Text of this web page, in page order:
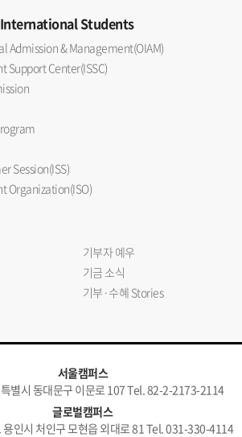
Students
Admission & Management(OIAM)
Support Center(ISSC)
Session(ISS)
Organization(ISO)
기부자 예우
기금 소식
기부·수혜 Stories
서울캠퍼스
별시 동대문구 이문로 107 Tel. 82-2-2173-2114
글로벌캠퍼스
인시 처인구 모현읍 외대로 81 Tel. 031-330-4114